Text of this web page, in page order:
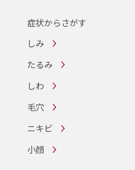
症状からさがす
しみ
たるみ
しわ
毛穴
ニキビ
小顔